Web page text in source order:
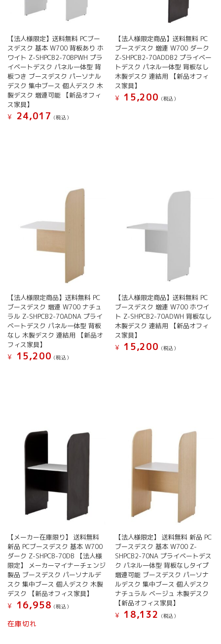
【法人様限定】送料無料 PCブー
スデスク 基本 W700 背板あり ホ
ワイト Z-SHPCB2-70BPWH プラ
イベートデスク パネル一体型 背
板つき ブースデスク パーソナル
デスク 集中ブース 個人デスク 木
製デスク 増連可能 【新品オフィ
ス家具】
¥
24,017 (税込）
【法人様限定商品】送料無料 PC
ブースデスク 増連 W700 ダーク
Z-SHPCB2-70ADDB2 プライベー
トデスク パネル一体型 背板なし
木製デスク 連結用 【新品オフィ
ス家具】
¥
15,200 (税込）
【法人様限定商品】送料無料 PC
ブースデスク 増連 W700 ナチュ
ラル Z-SHPCB2-70ADNA プライ
ベートデスク パネル一体型 背板
なし 木製デスク 連結用 【新品オ
フィス家具】
¥
15,200 (税込）
【法人様限定商品】送料無料 PC
ブースデスク 増連 W700 ホワイ
ト Z-SHPCB2-70ADWH 背板なし
木製デスク 連結用 【新品オフィ
ス家具】
¥
15,200 (税込）
【メーカー在庫限り】 送料無料
新品 PCブースデスク 基本 W700
ダーク Z-SHPCB-70DB 【法人様
限定】 メーカーマイナーチェンジ
製品 ブースデスク パーソナルデ
スク 集中ブース 個人デスク 木製
デスク 【新品オフィス家具】
¥
16,958 (税込）
在庫切れ
【法人様限定】 送料無料 新品 PC
ブースデスク 基本 W700 Z-
SHPCB2-70NA プライベートデス
ク パネル一体型 背板なしタイプ
増連可能 ブースデスク パーソナ
ルデスク 集中ブース 個人デスク
ナチュラル ベージュ 木製デスク
【新品オフィス家具】
¥
18,132 (税込）